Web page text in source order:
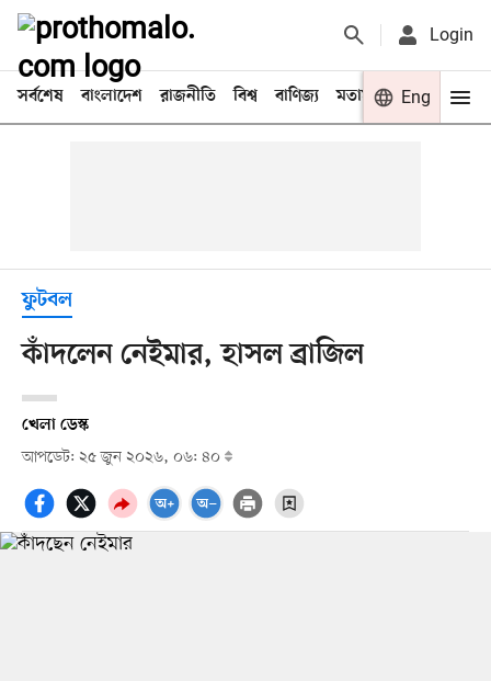
Login
সর্বশেষ বাংলাদেশ রাজনীতি বিশ্ব বাণিজ্য মতামত খেলা
Eng
ফুটবল
কাঁদলেন নেইমার, হাসল ব্রাজিল
খেলা ডেস্ক
আপডেট: ২৫ জুন ২০২৬, ০৬: ৪০